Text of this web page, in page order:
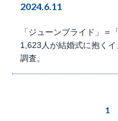
2024.6.11
「ジューンブライド」＝
1,623人が結婚式に抱く
調査。
1